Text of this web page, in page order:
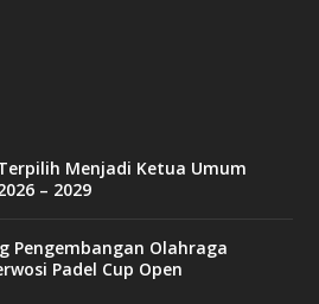
Terpilih Menjadi Ketua Umum
– 2029
Pengembangan Olahraga
Padel Cup Open